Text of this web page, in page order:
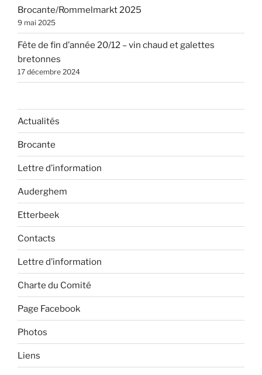
Brocante/Rommelmarkt 2025
9 mai 2025
Fête de fin d’année 20/12 – vin chaud et galettes
bretonnes
17 décembre 2024
Actualités
Brocante
Lettre d’information
Auderghem
Etterbeek
Contacts
Lettre d’information
Charte du Comité
Page Facebook
Photos
Liens